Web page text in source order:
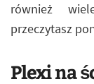
również
przeczytasz
Plexi na